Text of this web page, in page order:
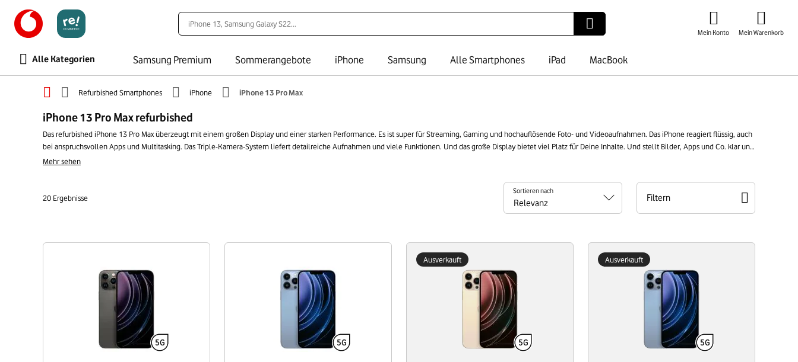
Mein Konto Mein Warenkorb
Alle Kategorien Samsung Premium Sommerangebote iPhone Samsung Alle Smartphones iPad MacBook
Refurbished Smartphones iPhone iPhone 13 Pro Max
iPhone 13 Pro Max refurbished
Das refurbished iPhone 13 Pro Max überzeugt mit einem großen Display und einer starken Performance. Es ist super für Streaming, Gaming und hochauflösende Foto- und Videoaufnahmen. Das iPhone reagiert flüssig, auch
bei anspruchsvollen Apps und Multitasking. Das Triple-Kamera-System liefert detailreiche Aufnahmen und viele Funktionen. Und das große Display bietet viel Platz für Deine Inhalte. Und stellt Bilder, Apps und Co. klar und
flüssig dar. Mit einem refurbished iPhone 13 Pro Max holst Du Dir ein ausgereiftes Pro-Modell zum kleinen Preis. Du nutzt bestehende Technik weiter. Und entscheidest Dich damit für eine starke und preisbewusste
Mehr sehen
20 Ergebnisse
Sortieren nach
Filtern
Ausverkauft Ausverkauft